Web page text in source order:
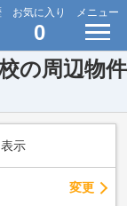
お気に入り
0
メニュー
の周辺物件
示
変更